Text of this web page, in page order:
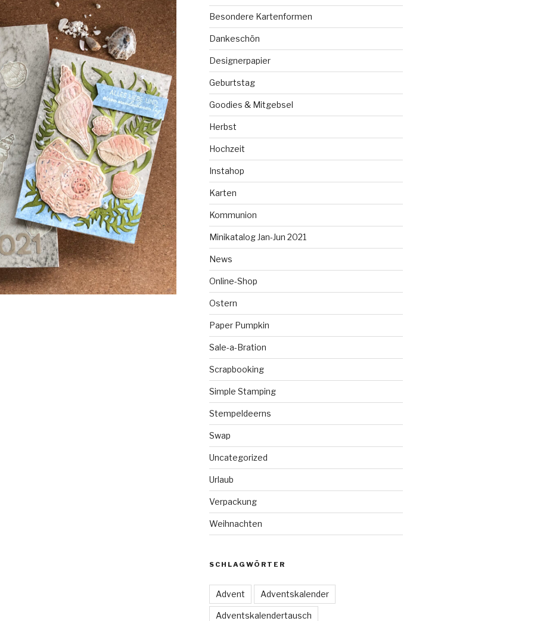
Besondere Kartenformen
Dankeschön
Designerpapier
Geburtstag
Goodies & Mitgebsel
Herbst
Hochzeit
Instahop
Karten
Kommunion
Minikatalog Jan-Jun 2021
News
Online-Shop
Ostern
Paper Pumpkin
Sale-a-Bration
Scrapbooking
Simple Stamping
Stempeldeerns
Swap
Uncategorized
Urlaub
Verpackung
Weihnachten
SCHLAGWÖRTER
Advent Adventskalender
Adventskalendertausch